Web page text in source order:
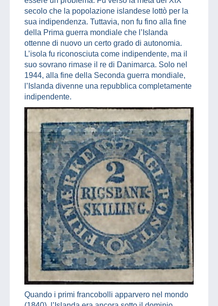
secolo che la popolazione islandese lottò per la
sua indipendenza. Tuttavia, non fu fino alla fine
della Prima guerra mondiale che l’Islanda
ottenne di nuovo un certo grado di autonomia.
L’isola fu riconosciuta come indipendente, ma il
suo sovrano rimase il re di Danimarca. Solo nel
1944, alla fine della Seconda guerra mondiale,
l’Islanda divenne una repubblica completamente
indipendente.
Quando i primi francobolli apparvero nel mondo